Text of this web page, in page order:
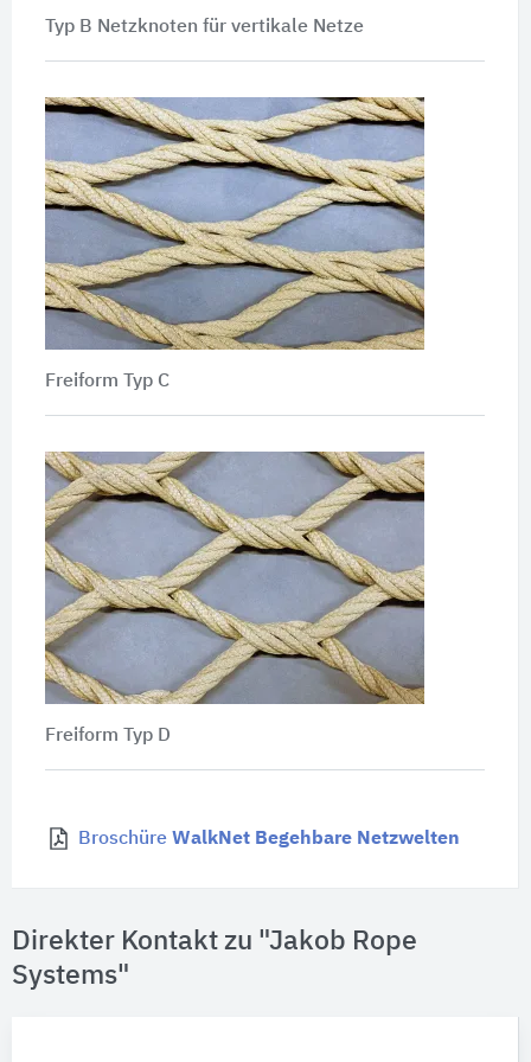
Typ B Netzknoten für vertikale Netze
Freiform Typ C
Freiform Typ D
Broschüre WalkNet Begehbare Netzwelten
Direkter Kontakt zu "Jakob Rope
Systems"